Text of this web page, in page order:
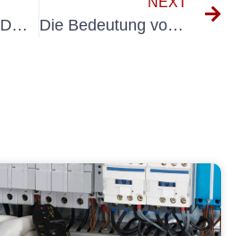
Bedeutung der DGUV V3 BGV A3 Regelungen für die Arbeitssicherheit verstehen Die Bedeutung von DGUV V3 und DIN VDE 0701 für die elektrische Sicherheit verstehen